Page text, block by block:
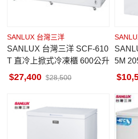
SANLUX 台灣三洋
SANLUX 台灣三洋 SCF-610
T 直冷上掀式冷凍櫃 600公升
27,400 28,500
5M
變頻